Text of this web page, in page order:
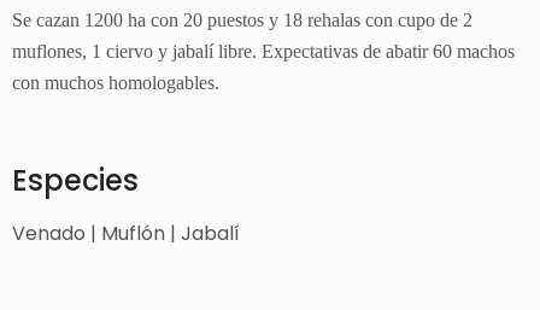
Se cazan 1200 ha con 20 puestos y 18 rehalas con cupo de 2
muflones, 1 ciervo y jabalí libre. Expectativas de abatir 60 machos
con muchos homologables.
Especies
Venado | Muflón | Jabalí